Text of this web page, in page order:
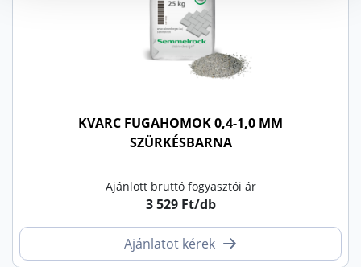
KVARC FUGAHOMOK 0,4-1,0 MM
SZÜRKÉSBARNA
Ajánlott bruttó fogyasztói ár
3 529 Ft/db
Ajánlatot kérek